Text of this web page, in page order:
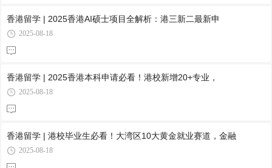
香港留学 | 2025香港AI硕士项目全解析：港三新二最新申
2025-08-18
香港留学 | 2025香港本科申请必看！港校新增20+专业，
2025-08-18
香港留学 | 港校毕业生必看！大湾区10大黄金就业赛道，金融
2025-08-18